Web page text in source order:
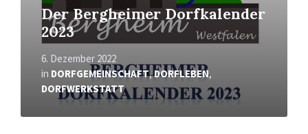
Der Bergheimer Dorfkalender
2023
6. Dezember 2022
in DORFGEMEINSCHAFT,DORFLEBEN,
DORFWERKSTATT